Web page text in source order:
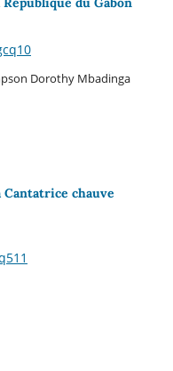
Dorothy Mbadinga
Cantatrice chauve